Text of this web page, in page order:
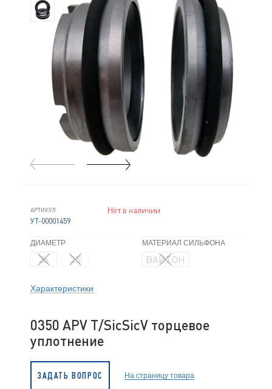
АРТИКУЛ
УТ-00001459
Нет в наличии
0350 APV T/SicSicV торцевое
уплотнение
ЗАДАТЬ ВОПРОС На страницу товара
ДИАМЕТР
36 25
МАТЕРИАЛ СИЛЬФОНА
ВАЙТОН
Характеристики